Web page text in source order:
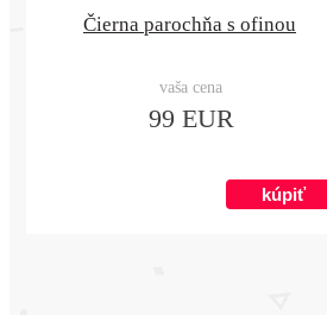
Čierna parochňa s ofinou
vaša cena
99 EUR